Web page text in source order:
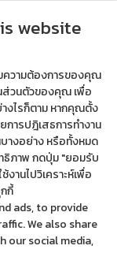
Bangkok,
5326
website
ความต้องการของคุณ
ส่วนตัวของคุณ เพื่อ
งไรก็ตาม หากคุณตั้ง
ารปฎิเสธการทำงาน
างอย่าง หรือทั้งหมด
ธิภาพ กดปุ่ม "ยอมรับ
านไปวิเคราะห์เพื่อ
กี้
ads, to provide
We also share
our social media,